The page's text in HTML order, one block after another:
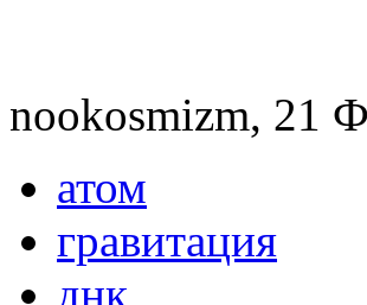
nookosmizm, 21
атом
гравитация
днк